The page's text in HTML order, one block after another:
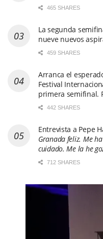
465 SHARES
La segunda
nueve nuevos
459 SHARES
Arranca el
Festival
primera semifinal.
442 SHARES
Entrevista a Pepe
Granada feliz. Me
cuidado. Me la he
712 SHARES